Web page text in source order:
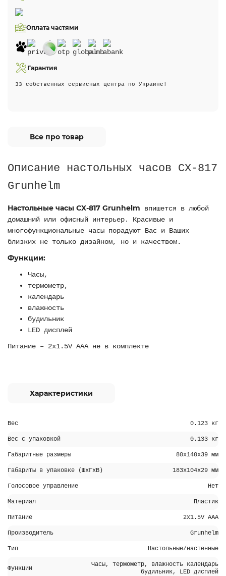
Оплата частями
Гарантия
33 собственных сервисных центра по Украине!
Все про товар
Описание настольных часов CX-817
Grunhelm
Настольные часы CX-817 Grunhelm впишется в любой
домашний или офисный интерьер. Красивые и
многофункциональные часы порадуют Вас и Ваших
близких не только дизайном, но и качеством.
Функции:
Часы,
термометр,
календарь
влажность
будильник
LED дисплей
Питание – 2х1.5V AAA не в комплекте
Характеристики
Вес 0.123 кг
Вес с упаковкой 0.133 кг
Габаритные размеры 80х140х39 мм
Габариты в упаковке (ШхГхВ) 183х104х29 мм
Голосовое управление Нет
Материал Пластик
Питание 2х1.5V AAA
Производитель Grunhelm
Тип Настольные/настенные
Функции
Часы, термометр, влажность календарь
будильник, LED дисплей